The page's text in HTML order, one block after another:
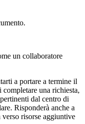
un collaboratore
a portare a termine il
una richiesta,
dal centro di
Risponderà anche a
risorse aggiuntive